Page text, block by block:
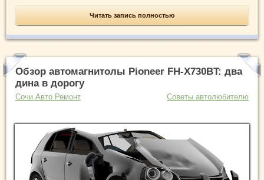
Читать запись полностью
Обзор автомагнитолы Pioneer FH-X730BT: два
дина в дорогу
Сочи Авто Ремонт Советы автолюбителю